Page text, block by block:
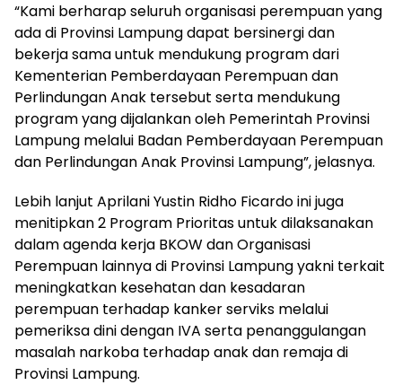
“Kami berharap seluruh organisasi perempuan yang
ada di Provinsi Lampung dapat bersinergi dan
bekerja sama untuk mendukung program dari
Kementerian Pemberdayaan Perempuan dan
Perlindungan Anak tersebut serta mendukung
program yang dijalankan oleh Pemerintah Provinsi
Lampung melalui Badan Pemberdayaan Perempuan
dan Perlindungan Anak Provinsi Lampung”, jelasnya.
Lebih lanjut Aprilani Yustin Ridho Ficardo ini juga
menitipkan 2 Program Prioritas untuk dilaksanakan
dalam agenda kerja BKOW dan Organisasi
Perempuan lainnya di Provinsi Lampung yakni terkait
meningkatkan kesehatan dan kesadaran
perempuan terhadap kanker serviks melalui
pemeriksa dini dengan IVA serta penanggulangan
masalah narkoba terhadap anak dan remaja di
Provinsi Lampung.